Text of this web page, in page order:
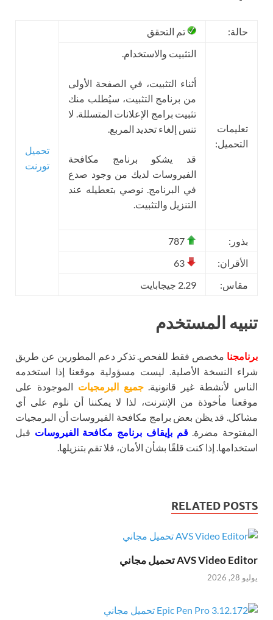
حالة: تم التحقق
تحميل
تورنت
تعليمات
التحميل:
التثبيت والاستخدام.
أثناء التثبيت، في الصفحة الأولى
من برنامج التثبيت، سيُطلب منك
تثبيت برامج الإعلانات المتسللة. لا
تنس إلغاء تحديد المربع.
قد يشكو برنامج مكافحة
الفيروسات لديك من وجود صدع
في البرنامج. نوصي بتعطيله عند
التنزيل والتثبيت.
بذور:
الأقران:
مقاس:
2.29 جيجابايت
تنبيه المستخدم
برنامجنا مخصص فقط للفحص. تذكر دعم المطورين عن طريق
شراء النسخة الأصلية. ليست مسؤولية موقعنا إذا استخدمه
الناس لأنشطة غير قانونية.جميع البرمجيات الموجودة على
موقعنا مأخوذة من الإنترنت، لذا لا يمكننا أن نلوم على أي
مشاكل. قد يظن بعض برامج مكافحة الفيروسات أن البرمجيات
المفتوحة مضرة.قم بإيقاف برنامج مكافحة الفيروسات قبل
استخدامها. إذا كنت قلقًا بشأن الأمان، فلا تقم بتنزيلها.
RELATED POSTS
AVS Video Editor تحميل مجاني
يوليو 28, 2026